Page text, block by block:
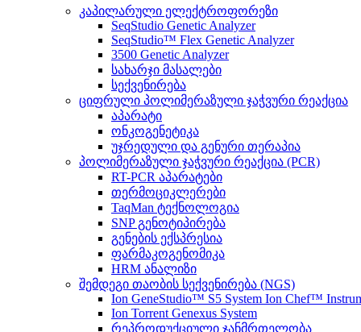
კაპილარული ელექტროფორეზი
SeqStudio Genetic Analyzer
SeqStudio™ Flex Genetic Analyzer
3500 Genetic Analyzer
სახარჯი მასალები
სექვენირება
ციფრული პოლიმერაზული ჯაჭვური რეაქცია
აპარატი
ონკოგენეტიკა
უჯრედული და გენური თერაპია
პოლიმერაზული ჯაჭვური რეაქცია (PCR)
RT-PCR აპარატები
თერმოციკლერები
TaqMan ტექნოლოგია
SNP გენოტიპირება
გენების ექსპრესია
ფარმაკოგენომიკა
HRM ანალიზი
შემდეგი თაობის სექვენირება (NGS)
Ion GeneStudio™ S5 System Ion Chef™
Ion Torrent Genexus System
რეპროდუქციული ჯანმრთელობა